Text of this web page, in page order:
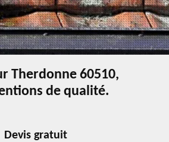
Therdonne 60510,
de qualité.
Devis gratuit